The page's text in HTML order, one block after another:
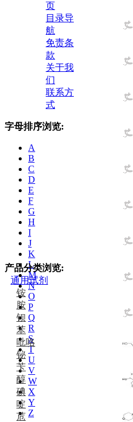
页
目录导
航
免责条
款
关于我
们
联系方
式
字母排序浏览:
A
B
C
D
E
F
G
H
I
J
K
L
M
N
O
P
Q
R
S
T
U
V
W
X
Y
Z
产品分类浏览:
通用试剂
铵
胺
钡
苯
吡咯
铋
苄
醇
碘
啶
苊